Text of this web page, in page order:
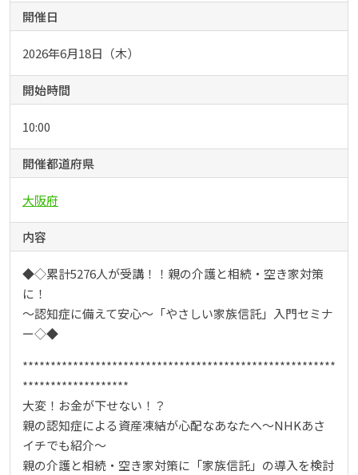
開催日
2026年6月18日（木）
開始時間
10:00
開催都道府県
大阪府
内容
◆◇累計5276人が受講！！親の介護と相続・空き家対策
に！
～認知症に備えて安心～「やさしい家族信託」入門セミナ
ー◇◆
********************************************************
*******************
大変！お金が下せない！？
親の認知症による資産凍結が心配なあなたへ～NHKあさ
イチでも紹介～
親の介護と相続・空き家対策に「家族信託」の導入を検討